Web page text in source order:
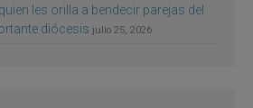
les orilla a bendecir parejas del
diócesis julio 25, 2026